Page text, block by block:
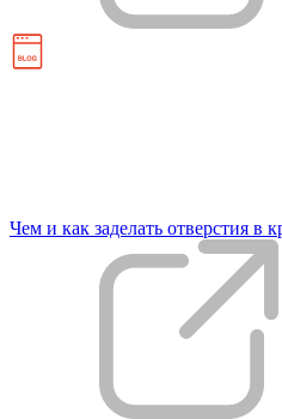
Чем и как заделать отверстия в